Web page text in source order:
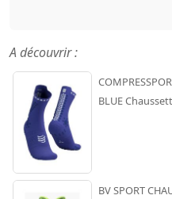
A découvrir :
BLUE
BV SPORT